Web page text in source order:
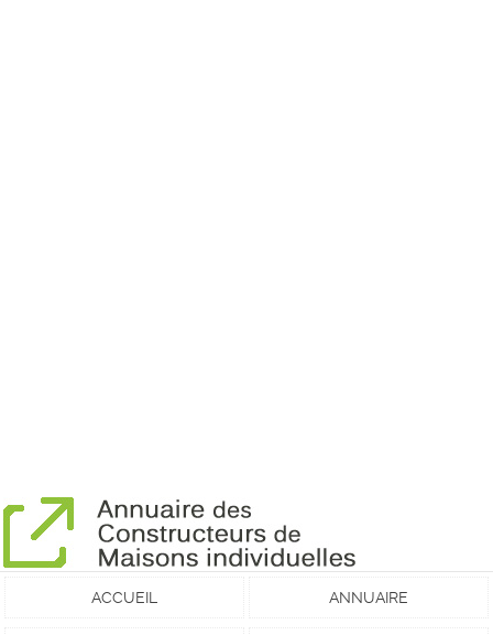
ACCUEIL ANNUAIRE